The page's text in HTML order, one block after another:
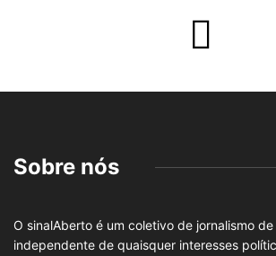
Sobre nós
O sinalAberto é um coletivo de jornalismo
independente de quaisquer interesses